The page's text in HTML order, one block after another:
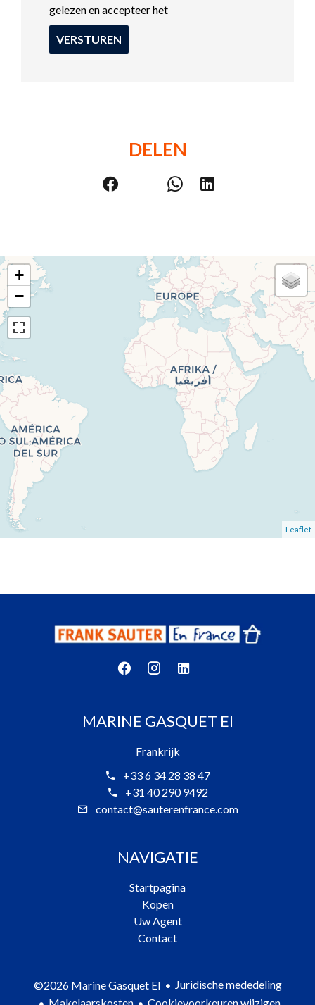
gelezen en accepteer het
VERSTUREN
DELEN
+
−
Leaflet
MARINE GASQUET EI
Frankrijk
+33 6 34 28 38 47
+31 40 290 9492
contact@sauterenfrance.com
NAVIGATIE
Startpagina
Kopen
Uw Agent
Contact
©2026 Marine Gasquet EI
Juridische mededeling